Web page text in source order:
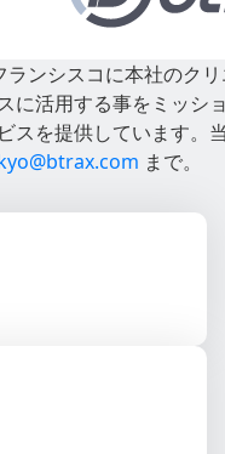
ンシスコに本社のク
に活用する事をミッシ
スを提供しています。
まで。